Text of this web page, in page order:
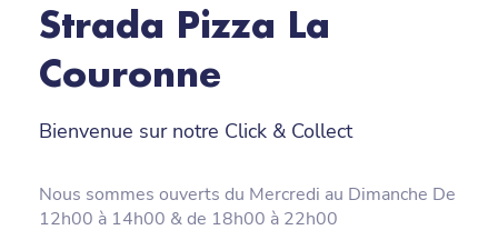
Strada Pizza La
Couronne
Bienvenue sur notre Click & Collect
Nous sommes ouverts du Mercredi au Dimanche De
12h00 à 14h00 & de 18h00 à 22h00